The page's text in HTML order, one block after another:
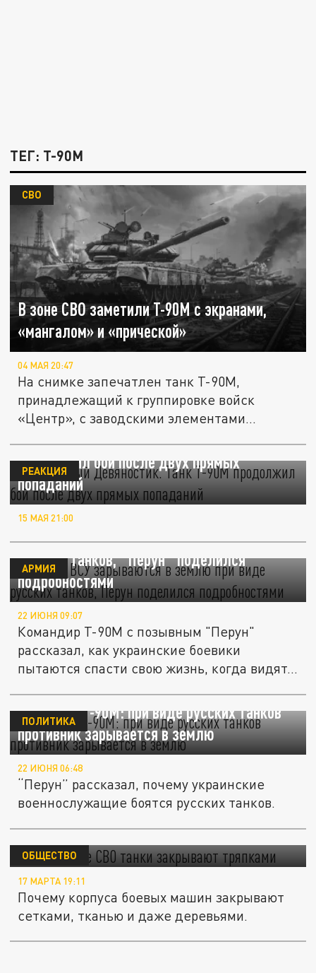
ТЕГ: Т-90М
В зоне СВО заметили Т-90М с экранами,
«мангалом» и «прической»
СВО
04 МАЯ 20:47
На снимке запечатлен танк Т-90М,
принадлежащий к группировке войск
«Центр», с заводскими элементами
Неуязвимый "Девяностик". Танк Т-90М
продолжил бой после двух прямых
попаданий
РЕАКЦИЯ
15 МАЯ 21:00
Боевики ВСУ зарываются в землю при виде
русских танков, "Перун" поделился
подробностями
АРМИЯ
22 ИЮНЯ 09:07
Командир Т-90М с позывным "Перун"
рассказал, как украинские боевики
пытаются спасти свою жизнь, когда видят...
Командир Т-90М: при виде русских танков
противник зарывается в землю
ПОЛИТИКА
22 ИЮНЯ 06:48
“Перун” рассказал, почему украинские
военнослужащие боятся русских танков.
Зачем в зоне СВО танки закрывают
тряпками
ОБЩЕСТВО
17 МАРТА 19:11
Почему корпуса боевых машин закрывают
сетками, тканью и даже деревьями.